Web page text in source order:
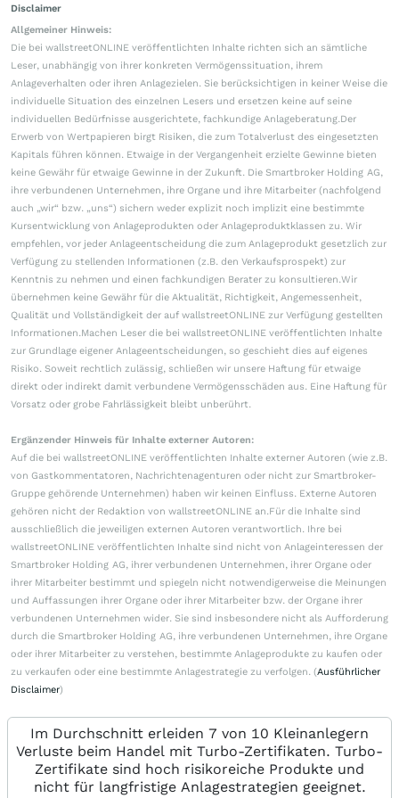
Disclaimer
Allgemeiner Hinweis:
Die bei wallstreetONLINE veröffentlichten Inhalte richten sich an sämtliche
Leser, unabhängig von ihrer konkreten Vermögenssituation, ihrem
Anlageverhalten oder ihren Anlagezielen. Sie berücksichtigen in keiner Weise die
individuelle Situation des einzelnen Lesers und ersetzen keine auf seine
individuellen Bedürfnisse ausgerichtete, fachkundige Anlageberatung.Der
Erwerb von Wertpapieren birgt Risiken, die zum Totalverlust des eingesetzten
Kapitals führen können. Etwaige in der Vergangenheit erzielte Gewinne bieten
keine Gewähr für etwaige Gewinne in der Zukunft. Die Smartbroker Holding AG,
ihre verbundenen Unternehmen, ihre Organe und ihre Mitarbeiter (nachfolgend
auch „wir“ bzw. „uns“) sichern weder explizit noch implizit eine bestimmte
Kursentwicklung von Anlageprodukten oder Anlageproduktklassen zu. Wir
empfehlen, vor jeder Anlageentscheidung die zum Anlageprodukt gesetzlich zur
Verfügung zu stellenden Informationen (z.B. den Verkaufsprospekt) zur
Kenntnis zu nehmen und einen fachkundigen Berater zu konsultieren.Wir
übernehmen keine Gewähr für die Aktualität, Richtigkeit, Angemessenheit,
Qualität und Vollständigkeit der auf wallstreetONLINE zur Verfügung gestellten
Informationen.Machen Leser die bei wallstreetONLINE veröffentlichten Inhalte
zur Grundlage eigener Anlageentscheidungen, so geschieht dies auf eigenes
Risiko. Soweit rechtlich zulässig, schließen wir unsere Haftung für etwaige
direkt oder indirekt damit verbundene Vermögensschäden aus. Eine Haftung für
Vorsatz oder grobe Fahrlässigkeit bleibt unberührt.
Ergänzender Hinweis für Inhalte externer Autoren:
Auf die bei wallstreetONLINE veröffentlichten Inhalte externer Autoren (wie z.B.
von Gastkommentatoren, Nachrichtenagenturen oder nicht zur Smartbroker-
Gruppe gehörende Unternehmen) haben wir keinen Einfluss. Externe Autoren
gehören nicht der Redaktion von wallstreetONLINE an.Für die Inhalte sind
ausschließlich die jeweiligen externen Autoren verantwortlich. Ihre bei
wallstreetONLINE veröffentlichten Inhalte sind nicht von Anlageinteressen der
Smartbroker Holding AG, ihrer verbundenen Unternehmen, ihrer Organe oder
ihrer Mitarbeiter bestimmt und spiegeln nicht notwendigerweise die Meinungen
und Auffassungen ihrer Organe oder ihrer Mitarbeiter bzw. der Organe ihrer
verbundenen Unternehmen wider. Sie sind insbesondere nicht als Aufforderung
durch die Smartbroker Holding AG, ihre verbundenen Unternehmen, ihre Organe
oder ihrer Mitarbeiter zu verstehen, bestimmte Anlageprodukte zu kaufen oder
zu verkaufen oder eine bestimmte Anlagestrategie zu verfolgen. (Ausführlicher
Disclaimer)
Im Durchschnitt erleiden 7 von 10 Kleinanlegern
Verluste beim Handel mit Turbo-Zertifikaten. Turbo-
Zertifikate sind hoch risikoreiche Produkte und
nicht für langfristige Anlagestrategien geeignet.